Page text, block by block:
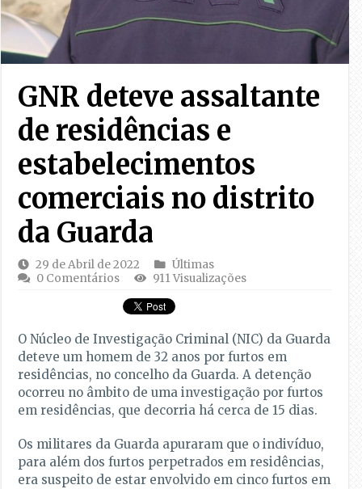
GNR deteve assaltante
de residências e
estabelecimentos
comerciais no distrito
da Guarda
29 de Abril de 2022
Últimas
0 Comentários
911 Visualizações
O Núcleo de Investigação Criminal (NIC) da Guarda
deteve um homem de 32 anos por furtos em
residências, no concelho da Guarda. A detenção
ocorreu no âmbito de uma investigação por furtos
em residências, que decorria há cerca de 15 dias.
Os militares da Guarda apuraram que o indivíduo,
para além dos furtos perpetrados em residências,
era suspeito de estar envolvido em cinco furtos em